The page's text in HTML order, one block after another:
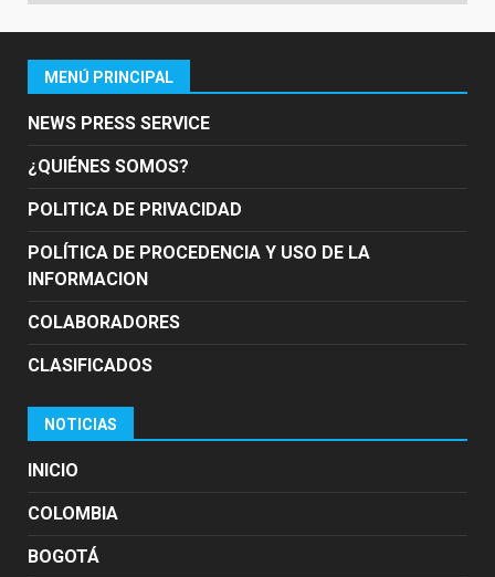
MENÚ PRINCIPAL
NEWS PRESS SERVICE
¿QUIÉNES SOMOS?
POLITICA DE PRIVACIDAD
POLÍTICA DE PROCEDENCIA Y USO DE LA
INFORMACION
COLABORADORES
CLASIFICADOS
NOTICIAS
INICIO
COLOMBIA
BOGOTÁ